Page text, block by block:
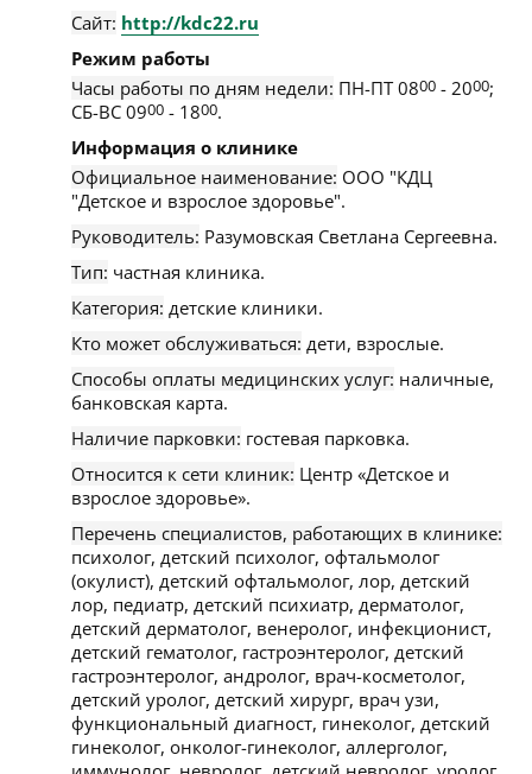
Сайт: http://kdc22.ru
Режим работы
Часы работы по дням недели: ПН-ПТ 0800 - 2000;
СБ-ВС 0900 - 1800.
Информация о клинике
Официальное наименование: ООО "КДЦ
"Детское и взрослое здоровье".
Руководитель: Разумовская Светлана Сергеевна.
Тип: частная клиника.
Категория: детские клиники.
Кто может обслуживаться: дети, взрослые.
Способы оплаты медицинских услуг: наличные,
банковская карта.
Наличие парковки: гостевая парковка.
Относится к сети клиник: Центр «Детское и
взрослое здоровье».
Перечень специалистов, работающих в клинике:
психолог, детский психолог, офтальмолог
(окулист), детский офтальмолог, лор, детский
лор, педиатр, детский психиатр, дерматолог,
детский дерматолог, венеролог, инфекционист,
детский гематолог, гастроэнтеролог, детский
гастроэнтеролог, андролог, врач-косметолог,
детский уролог, детский хирург, врач узи,
функциональный диагност, гинеколог, детский
гинеколог, онколог-гинеколог, аллерголог,